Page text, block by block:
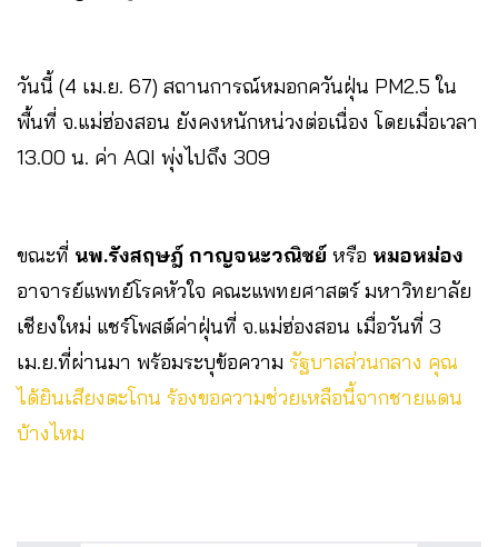
วันนี้ (4 เม.ย. 67) สถานการณ์หมอกควันฝุ่น PM2.5 ใน
พื้นที่ จ.แม่ฮ่องสอน ยังคงหนักหน่วงต่อเนื่อง โดยเมื่อเวลา
13.00 น. ค่า AQI พุ่งไปถึง 309
ขณะที่ นพ.รังสฤษฎ์ กาญจนะวณิชย์ หรือ หมอหม่อง
อาจารย์แพทย์โรคหัวใจ คณะแพทยศาสตร์ มหาวิทยาลัย
เชียงใหม่ แชร์โพสต์ค่าฝุ่นที่ จ.แม่ฮ่องสอน เมื่อวันที่ 3
เม.ย.ที่ผ่านมา พร้อมระบุข้อความ รัฐบาลส่วนกลาง คุณ
ได้ยินเสียงตะโกน ร้องขอความช่วยเหลือนี้จากชายแดน
บ้างไหม